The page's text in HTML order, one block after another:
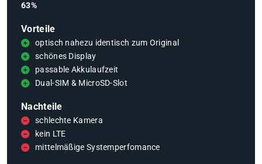
63%
Vorteile
optisch nahezu identisch zum Original
schönes Display
passable Akkulaufzeit
Dual-SIM & MicroSD-Slot
Nachteile
schlechte Kamera
kein LTE
mittelmäßige Systemperfomance